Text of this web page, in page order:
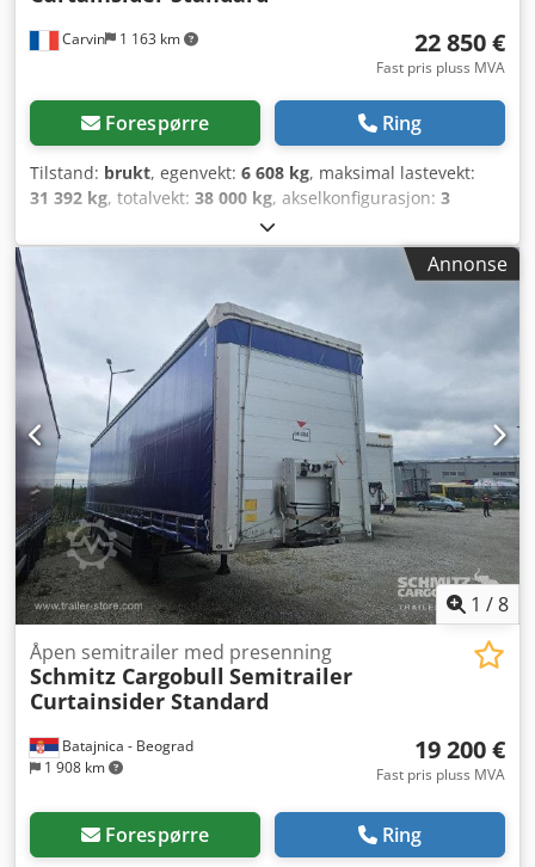
Carvin 1 163 km 22 850 €
Fast pris pluss MVA
Forespørre Ring
Tilstand: brukt, egenvekt: 6 608 kg, maksimal lastevekt:
31 392 kg, totalvekt: 38 000 kg, akselkonfigurasjon: 3
02/2022
13 620 mm, lasteplassbredde:2 480 mm, lasteromshøyde:
,
dekkstørrelse:
385/65 R22,5 , Byggeår:
Annonse
1 /8
Batajnica - Beograd
1 908 km
Åpen semitrailer med presenning
Schmitz Cargobull Semitrailer
Curtainsider Standard
19 200 €
Fast pris pluss MVA
Forespørre Ring